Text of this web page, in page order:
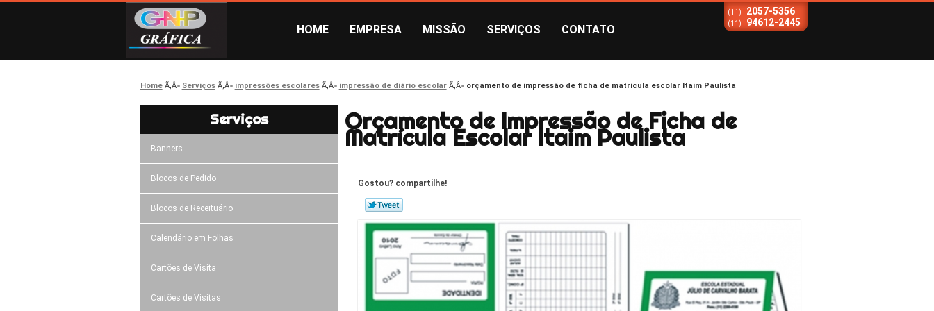
HOME EMPRESA MISSÃO SERVIÇOS CONTATO
(11) 2057-5356
(11) 94612-2445
Home Serviços impressões escolares impressão de diário escolar orçamento de impressão de ficha de matrícula escolar Itaim Paulista
Serviços
Banners
Blocos de Pedido
Blocos de Receituário
Calendário em Folhas
Cartões de Visita
Cartões de Visitas
Orçamento de Impressão de Ficha de
Matrícula Escolar Itaim Paulista
Gostou? compartilhe!